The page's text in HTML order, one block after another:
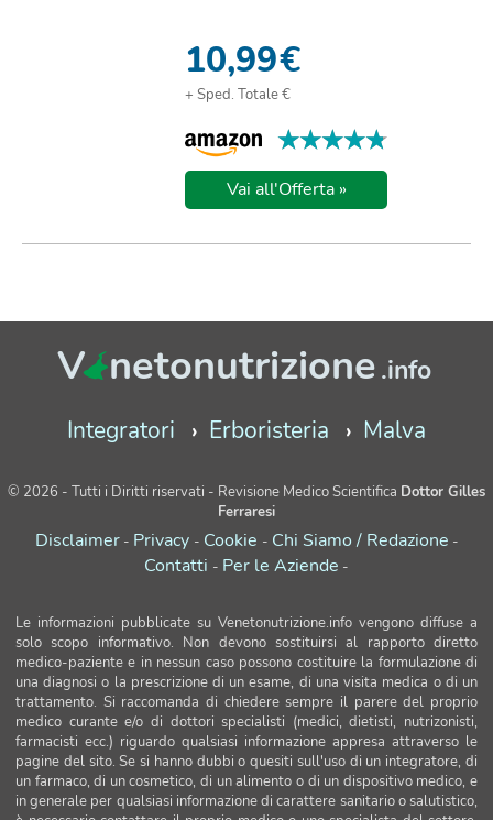
10,99€
+ Sped. Totale €
★★★★★
★★★★★
Vai all'Offerta »
V netonutrizione.info
Integratori Erboristeria Malva
© 2026 - Tutti i Diritti riservati - Revisione Medico Scientifica Dottor Gilles
Ferraresi
Disclaimer- Privacy - Cookie - Chi Siamo / Redazione -
Contatti - Per le Aziende -
Le informazioni pubblicate su Venetonutrizione.info vengono diffuse a
solo scopo informativo. Non devono sostituirsi al rapporto diretto
medico-paziente e in nessun caso possono costituire la formulazione di
una diagnosi o la prescrizione di un esame, di una visita medica o di un
trattamento. Si raccomanda di chiedere sempre il parere del proprio
medico curante e/o di dottori specialisti (medici, dietisti, nutrizonisti,
farmacisti ecc.) riguardo qualsiasi informazione appresa attraverso le
pagine del sito. Se si hanno dubbi o quesiti sull'uso di un integratore, di
un farmaco, di un cosmetico, di un alimento o di un dispositivo medico, e
in generale per qualsiasi informazione di carattere sanitario o salutistico,